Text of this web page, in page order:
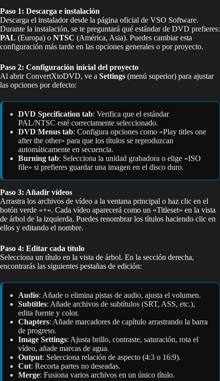
Paso 1: Descarga e instalación
Descarga el instalador desde la página oficial de VSO Software.
Durante la instalación, se te preguntará qué estándar de DVD prefieres:
PAL (Europa) o NTSC (América, Asia). Puedes cambiar esta
configuración más tarde en las opciones generales o por proyecto.
Paso 2: Configuración inicial del proyecto
Al abrir ConvertXtoDVD, ve a Settings (menú superior) para ajustar
las opciones por defecto:
DVD Specification tab: Verifica que el estándar
PAL/NTSC esté correctamente seleccionado.
DVD Menus tab: Configura opciones como «Play titles one
after the other» para que los títulos se reproduzcan
automáticamente en secuencia.
Burning tab: Selecciona la unidad grabadora o elige «ISO
file» si prefieres guardar una imagen en el disco duro.
Paso 3: Añadir vídeos
Arrastra los archivos de vídeo a la ventana principal o haz clic en el
botón verde «+». Cada vídeo aparecerá como un «Titleset» en la vista
de árbol de la izquierda. Puedes renombrar los títulos haciendo clic en
ellos y editando el nombre.
Paso 4: Editar cada título
Selecciona un título en la vista de árbol. En la sección derecha,
encontrarás las siguientes pestañas de edición:
Audio: Añade o elimina pistas de audio, ajusta el volumen.
Subtitles: Añade archivos de subtítulos (SRT, ASS, etc.),
edita fuente y color.
Chapters: Añade marcadores de capítulo arrastrando la barra
de progreso.
Image Settings: Ajusta brillo, contraste, saturación, rota el
vídeo, añade marcas de agua.
Output: Selecciona relación de aspecto (4:3 o 16:9).
Cut: Recorta partes no deseadas.
Merge: Fusiona varios archivos en un único título.